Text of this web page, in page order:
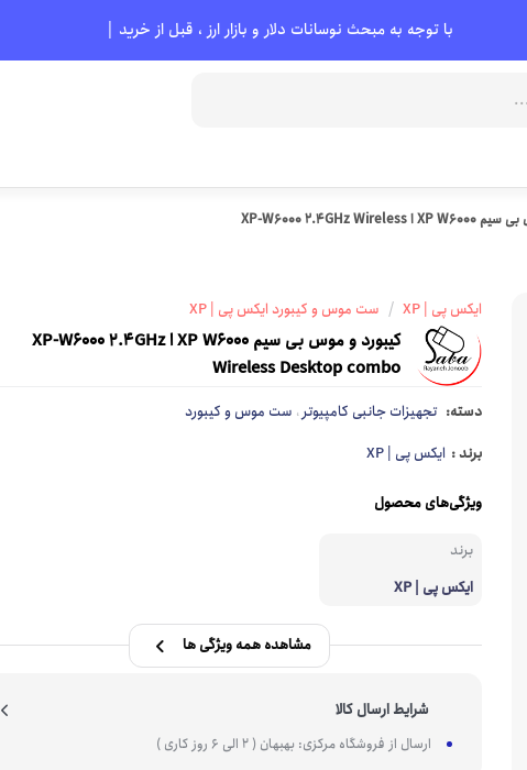
با توجه به مبحث نوسانات دلار و بازار ارز ، قبل از خرید حتماً با
دی وی دی رایتر
موس گیمینگ
موس بی سیم
موس با سیم
ست موس و کیبورد
کیبورد بی سیم
تجهیزات ذخیره سازی
فلش ( یو اس پی )
رم گوشی و دوربین
هارد اکسترنال
کیف و باکس هارد
مودم و تجهیزات شبکه
مودم
اکسس پوینت
کیبورد و موس بی سیم XP W6000 ا XP-W6000 2.4GHz Wireless
ایکس پی | XP / ست موس و کیبورد ایکس پی | XP
کیبورد و موس بی سیم XP W6000 ا XP-W6000 2.4GHz
Wireless Desktop combo
دسته: تجهیزات جانبی کامپیوتر، ست موس و کیبورد
برند : ایکس پی | XP
ویژگی‌های محصول
برند
ایکس پی | XP
مشاهده همه ویژگی ها
شرایط ارسال کالا
ارسال از فروشگاه مرکزی: بهبهان ( 2 الی 6 روز کاری )